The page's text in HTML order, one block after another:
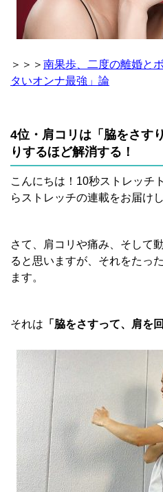
＞＞＞ 南果歩、二度の離婚と
タいオンナ最強」論
4位・肩コリは「脇をさす
りするほど解消する！
こんにちは！10秒ストレッチ
らストレッチの連載をお届けし
さて、肩コリや痛み、そして
ると思いますが、それをたっ
ます。
それは 「脇をさすって、肩を回